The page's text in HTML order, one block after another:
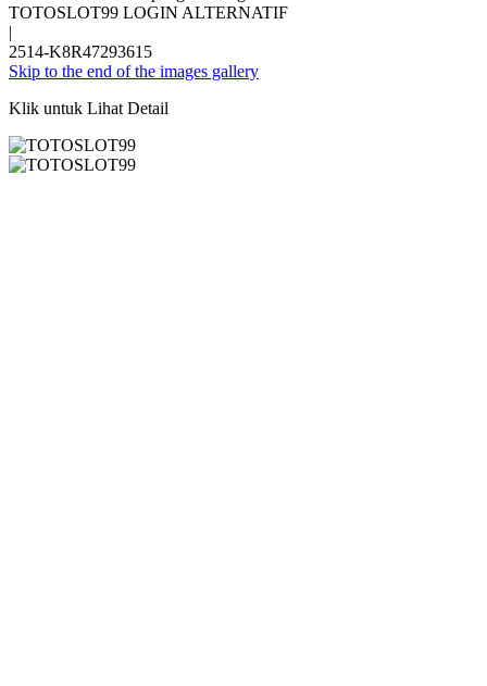
TOTOSLOT99 LOGIN ALTERNATIF
|
2514-K8R47293615
Skip to the end of the images gallery
Klik untuk Lihat Detail